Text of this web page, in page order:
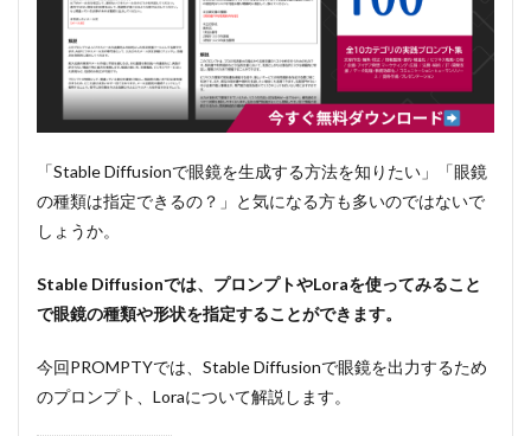
「Stable Diffusionで眼鏡を生成する方法を知りたい」「眼鏡
の種類は指定できるの？」と気になる方も多いのではないで
しょうか。
Stable Diffusionでは、プロンプトやLoraを使ってみること
で眼鏡の種類や形状を指定することができます。
今回PROMPTYでは、Stable Diffusionで眼鏡を出力するため
のプロンプト、Loraについて解説します。